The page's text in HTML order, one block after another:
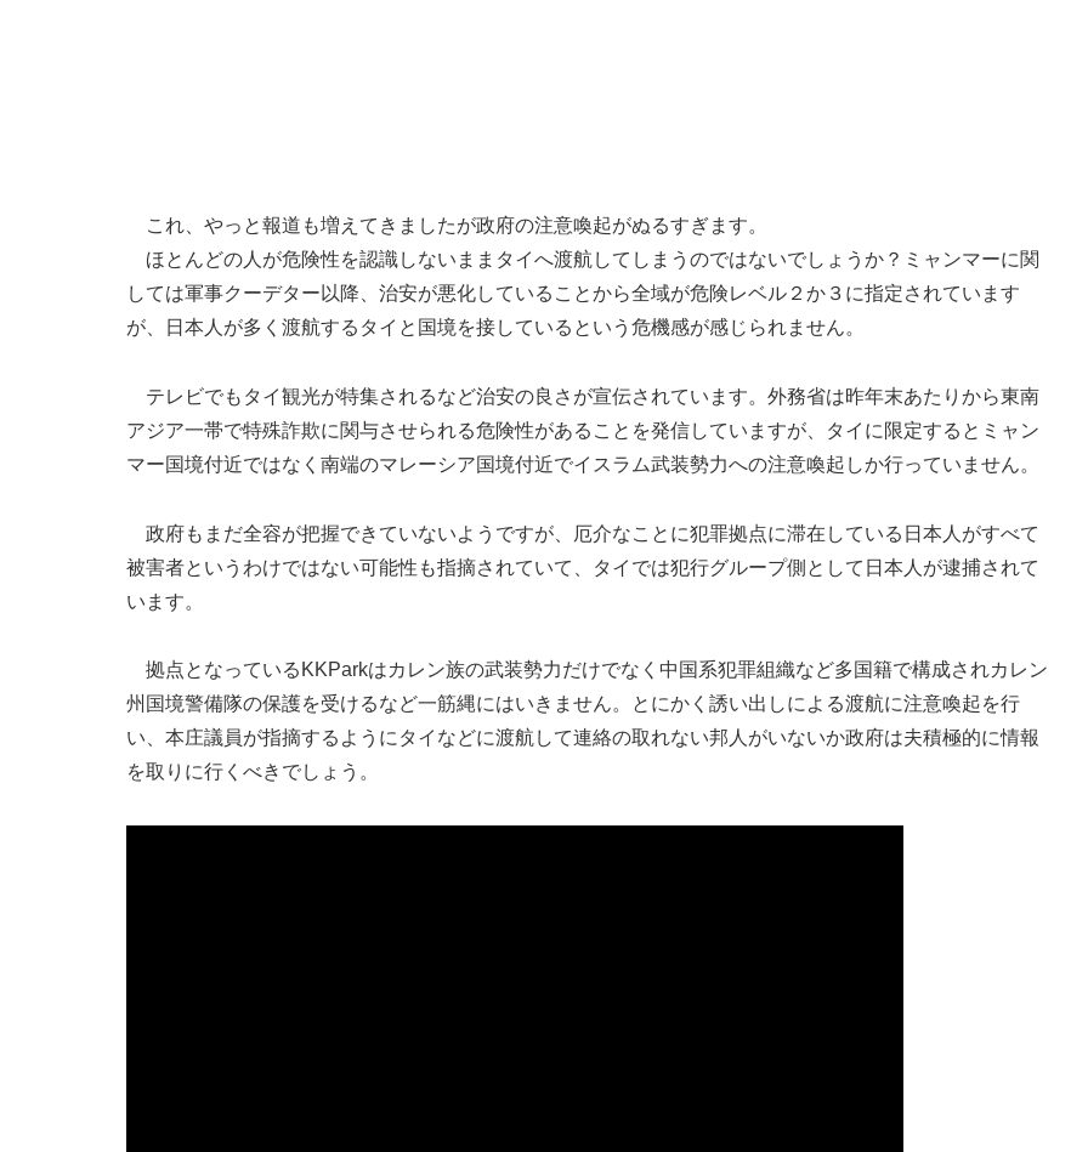
これ、やっと報道も増えてきましたが政府の注意喚起がぬるすぎます。
ほとんどの人が危険性を認識しないままタイへ渡航してしまうのではないでしょうか？ミャンマーに関
しては軍事クーデター以降、治安が悪化していることから全域が危険レベル２か３に指定されています
が、日本人が多く渡航するタイと国境を接しているという危機感が感じられません。
テレビでもタイ観光が特集されるなど治安の良さが宣伝されています。外務省は昨年末あたりから東南
アジア一帯で特殊詐欺に関与させられる危険性があることを発信していますが、タイに限定するとミャン
マー国境付近ではなく南端のマレーシア国境付近でイスラム武装勢力への注意喚起しか行っていません。
政府もまだ全容が把握できていないようですが、厄介なことに犯罪拠点に滞在している日本人がすべて
被害者というわけではない可能性も指摘されていて、タイでは犯行グループ側として日本人が逮捕されて
います。
拠点となっているKKParkはカレン族の武装勢力だけでなく中国系犯罪組織など多国籍で構成されカレン
州国境警備隊の保護を受けるなど一筋縄にはいきません。とにかく誘い出しによる渡航に注意喚起を行
い、本庄議員が指摘するようにタイなどに渡航して連絡の取れない邦人がいないか政府は夫積極的に情報
を取りに行くべきでしょう。